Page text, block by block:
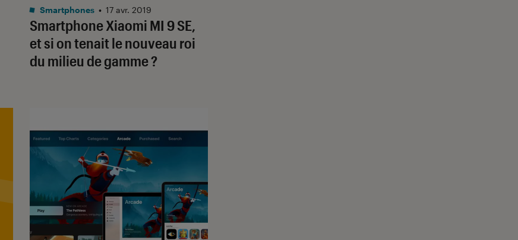
Smartphone Xiaomi MI 9 SE,
et si on tenait le nouveau roi
du milieu de gamme ?
Smartphones • 17 avr. 2019